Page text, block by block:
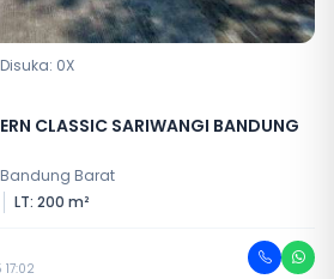
Disuka: 0X
CLASSIC SARIWANGI BANDUNG
Barat
LT: 200 m²